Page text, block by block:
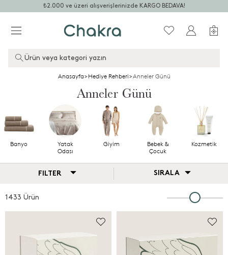
₺2.000 ve üzeri alışverişlerinizde KARGO BEDAVA!
Ürün veya kategori yazın
Anasayfa>Hediye Rehberi>Anneler Günü
Anneler Günü
Banyo
Yatak
Odası
Giyim
Bebek &
Çocuk
Kozmetik
FILTER SIRALA
1433 Ürün